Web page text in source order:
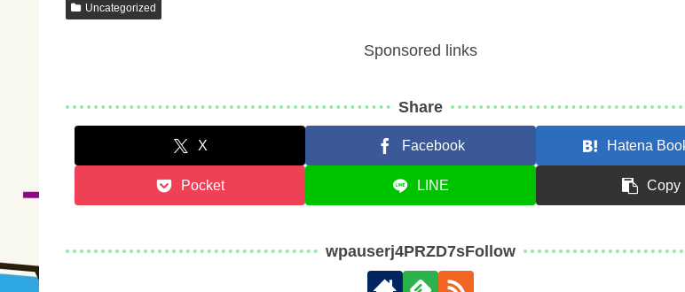
Uncategorized
Sponsored links
Share
X Facebook Hatena
Pocket LINE Copy
wpauserj4PRZD7sFollow